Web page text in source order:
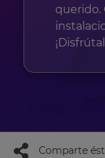
querido.
Comparte